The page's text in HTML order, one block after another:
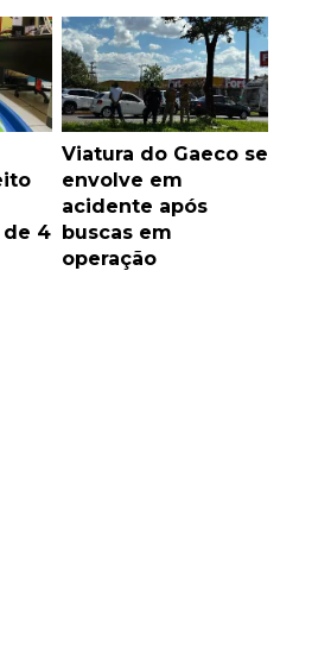
de 4
Viatura do Gaeco se
envolve em
acidente após
buscas em
operação